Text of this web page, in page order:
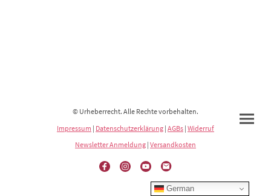
© Urheberrecht. Alle Rechte vorbehalten.
Impressum | Datenschutzerklärung | AGBs | Widerruf
Newsletter Anmeldung | Versandkosten
German